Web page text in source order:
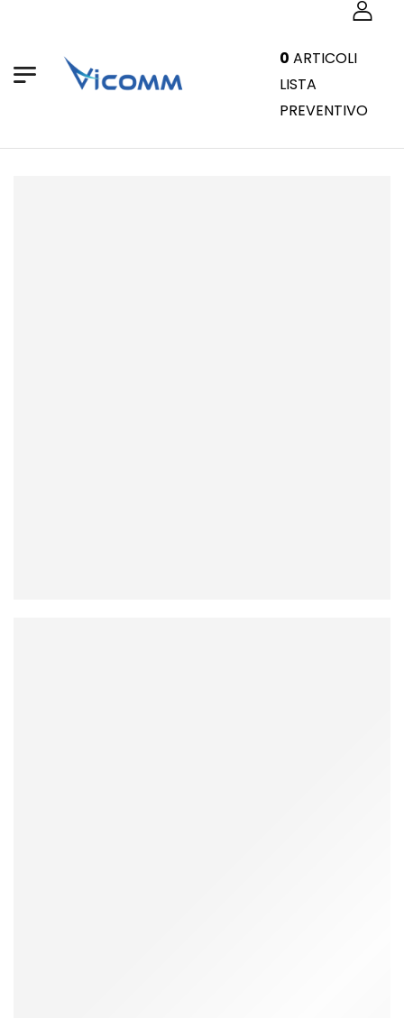
0 ARTICOLI
LISTA
PREVENTIVO